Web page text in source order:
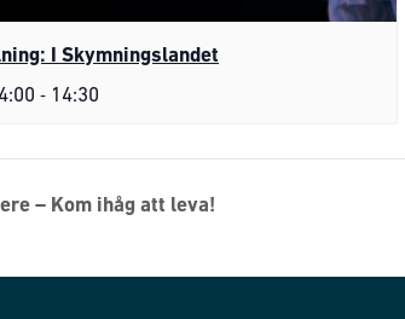
I Skymningslandet
- 14:30
– Kom ihåg att leva!